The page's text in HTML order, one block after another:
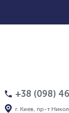
+38 (098)
г. Киев, пр-т